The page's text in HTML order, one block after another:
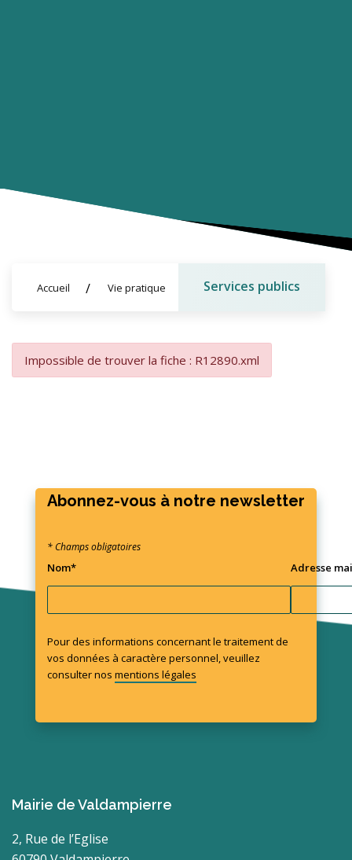
Accueil Vie pratique Services publics
Impossible de trouver la fiche : R12890.xml
Abonnez-vous à notre newsletter
* Champs obligatoires
Nom* Adresse
Pour des informations concernant le traitement de
vos données à caractère personnel, veuillez
consulter nos mentions légales
Mairie de Valdampierre
2, Rue de l’Eglise